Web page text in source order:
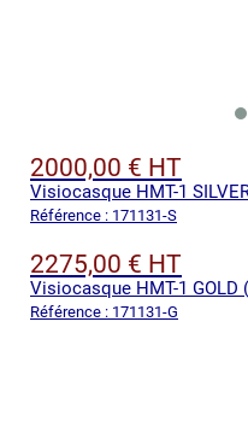
2000,00 € HT
Visiocasque HMT-1
Référence : 171131-S
2275,00 € HT
Visiocasque HMT-1 GOLD
Référence : 171131-G